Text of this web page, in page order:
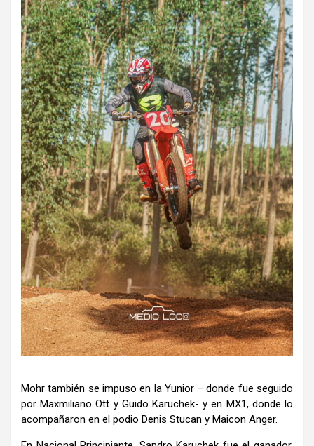
Mohr también se impuso en la Yunior – donde fue seguido
por Maxmiliano Ott y Guido Karuchek- y en MX1, donde lo
acompañaron en el podio Denis Stucan y Maicon Anger.